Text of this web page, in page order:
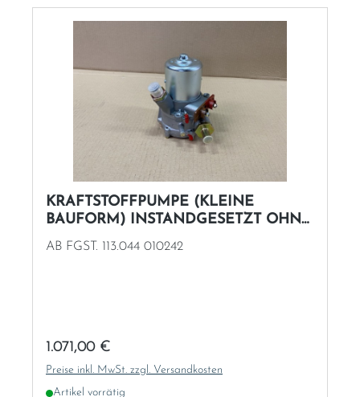
KRAFTSTOFFPUMPE (KLEINE
BAUFORM) INSTANDGESETZT OHNE
AT
AB FGST. 113.044 010242
Regulärer Preis:
1.071,00 €
Preise inkl. MwSt. zzgl. Versandkosten
Artikel vorrätig